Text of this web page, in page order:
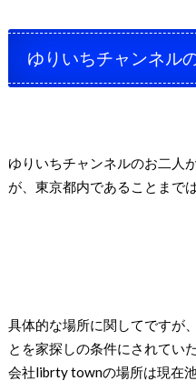
ゆりいちチャンネル
ゆりいちチャンネルのお二人
が、東京都内であることまで
具体的な場所に関してですが
とを家探しの条件にされてい
会社librty townの場所は現在